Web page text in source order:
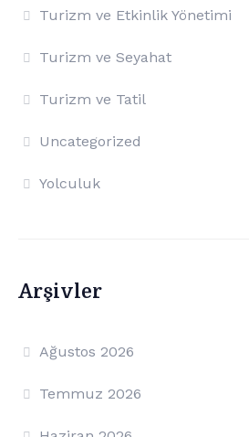
Turizm ve Etkinlik Yönetimi
Turizm ve Seyahat
Turizm ve Tatil
Uncategorized
Yolculuk
Arşivler
Ağustos 2026
Temmuz 2026